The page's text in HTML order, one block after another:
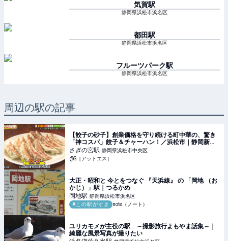
気賀駅
静岡県浜松市浜名区
都田駅
静岡県浜松市浜名区
フルーツパーク駅
静岡県浜松市浜名区
周辺の駅の記事
【餃子の砂子】創業価格を守り続ける町中華の、驚き
「神コスパ」餃子＆チャーハン！／浜松市｜静岡新聞
アットエス
さぎの宮駅 静岡県浜松市中央区
@S［アットエス］
大正・昭和と 今とをつなぐ 『天浜線』 の 「岡地 （お
かじ）」駅｜つるかめ
岡地駅 静岡県浜松市浜名区
#この駅がすき
note（ノート）
ユリカモメが主役の駅 ～撮影旅行よもやま話集～｜
綺麗な風景写真が撮りたい